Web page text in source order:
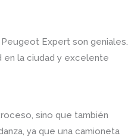
Expert son geniales.
en la ciudad y excelente
sino que también
ya que una camioneta